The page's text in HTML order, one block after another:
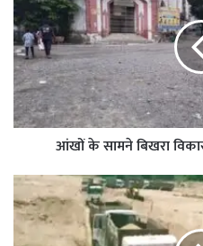
आंखों के सामने बिखरा